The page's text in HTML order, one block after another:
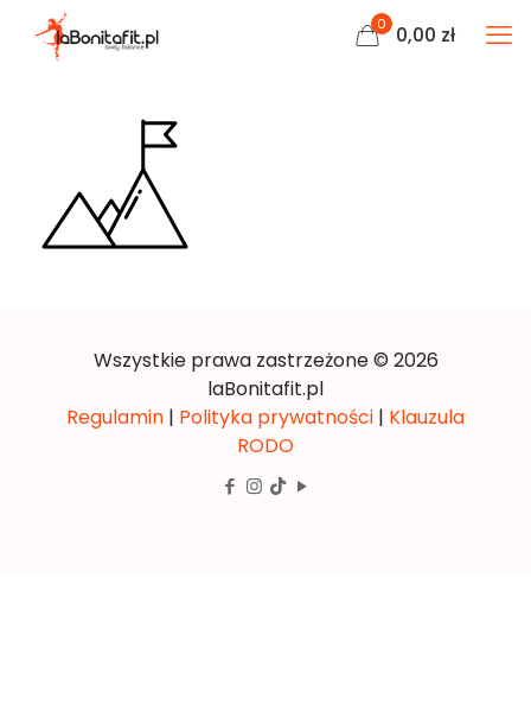
0 0,00 zł
Wszystkie prawa zastrzeżone © 2026
laBonitafit.pl
Regulamin | Polityka prywatności | Klauzula
RODO